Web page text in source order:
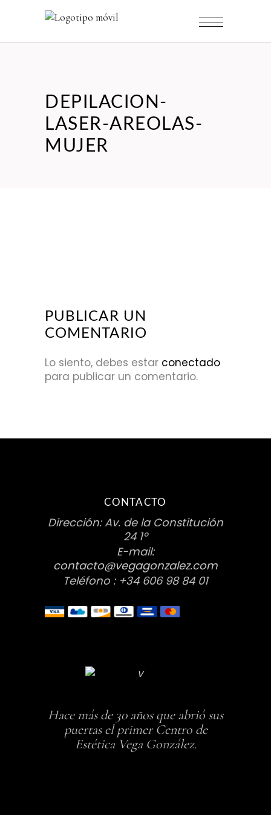
DEPILACION-
LASER-AREOLAS-
MUJER
PUBLICAR UN
COMENTARIO
Lo siento, debes estar conectado
para publicar un comentario.
CONTACTO
Dirección: Av. de la Constitución
24 1º
E-mail:
contacto@vegagonzalez.com
Teléfono : +34 606 98 84 01
Hace más de 30 años que abrió sus
puertas el primer Centro de
Estética Vega González.